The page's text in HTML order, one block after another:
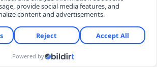
büyük bölümünü, vergi oranları
A, B ve C segmenti araçlar
276.976 adetle %55,1 pazar
145.788 satışla %29’luk
tiplerine bakıldığında da SUV